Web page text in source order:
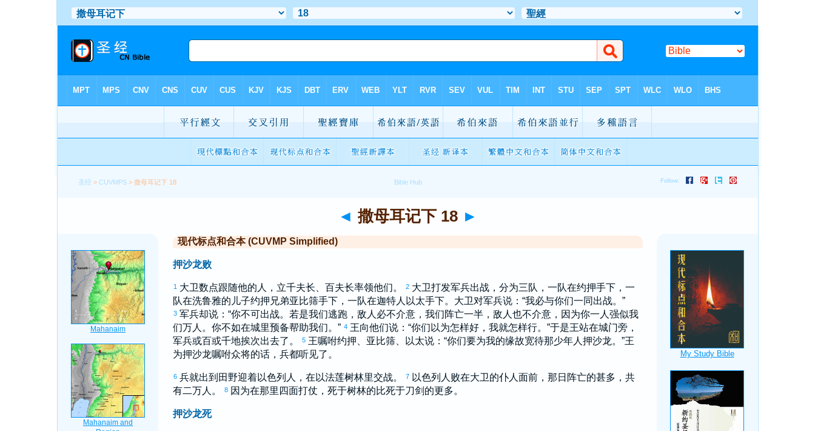
圣经 >CUVMPS > 撒母耳记下 18
◄ 撒母耳记下 18 ►
现代标点和合本 (CUVMP Simplified)
押沙龙败
1 大卫数点跟随他的人，立千夫长、百夫长率领他们。 2 大卫打发军兵出战，分为三队，一队在约押手下，一
队在洗鲁雅的儿子约押 兄弟亚比筛手下，一队在迦特人 以太手下。 大卫对军兵说：“我必与你们一同出战。”
3 军兵却说：“你不可出战。若是我们逃跑，敌人必不介意，我们阵亡一半，敌人也不介意，因为你一人强似我
们万人。你不如在城里预备帮助我们。” 4 王向他们说：“你们以为怎样好，我就怎样行。”于是王站在城门旁，
军兵或百或千地挨次出去了。
5 王嘱咐约押 亚比筛、 以太说：“你们要为我的缘故宽待那少年人 押沙龙。”王
为押沙龙嘱咐众将的话，兵都听见了。
6 兵就出到田野迎着以色列 人，在 以法莲树林里交战。 7 以色列 人败在大卫的仆人面前，那日阵亡的甚多，共
有二万人。
8 因为在那里四面打仗，死于树林的比死于刀剑的更多。
押沙龙死